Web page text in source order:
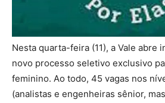
Nesta quarta-feira (11), a Vale abre
novo processo seletivo exclusivo
feminino. Ao todo, 45 vagas nos
(analistas e engenheiras sênior,